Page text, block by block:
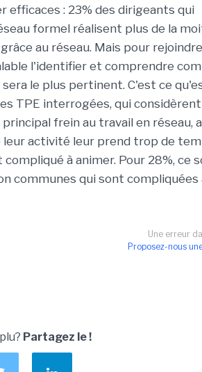
efficaces : 23% des dirigeants qui
formel réalisent plus de la
au réseau. Mais pour
l'identifier et comprendre
le plus pertinent. C'est ce
TPE interrogées, qui
frein au travail en réseau,
leur activité leur prend trop de
à animer. Pour 28%, ce
communes qui sont compliquées
Une erreur
Proposez-nous
Partagez le !